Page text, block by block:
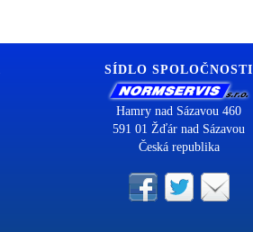
SÍDLO SPOLOČNOSTI
Hamry nad Sázavou 460
591 01 Žďár nad Sázavou
Česká republika